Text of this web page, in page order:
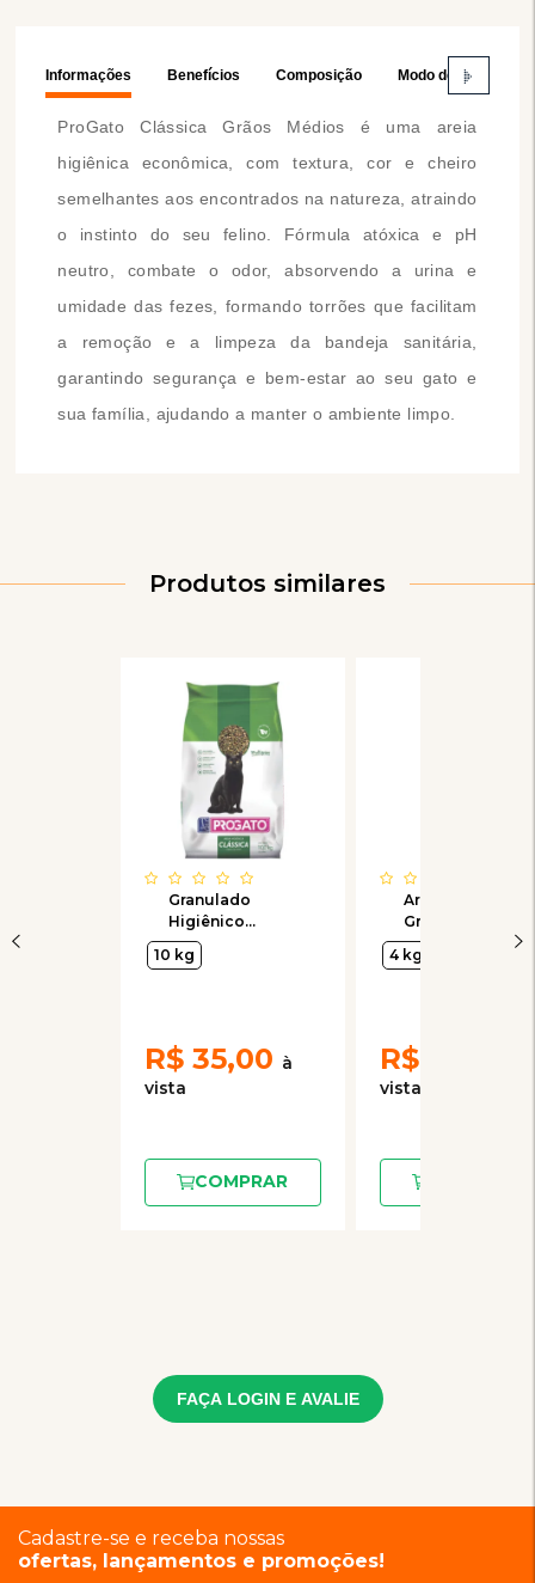
Informações Benefícios Composição Modo de Usar
ProGato Clássica Grãos Médios é uma areia
higiênica econômica, com textura, cor e cheiro
semelhantes aos encontrados na natureza, atraindo
o instinto do seu felino. Fórmula atóxica e pH
neutro, combate o odor, absorvendo a urina e
umidade das fezes, formando torrões que facilitam
a remoção e a limpeza da bandeja sanitária,
garantindo segurança e bem-estar ao seu gato e
sua família, ajudando a manter o ambiente limpo.
Produtos similares
Granulado
Higiênico
ProGato
Clássica
10 kg
R$ 35,00
COMPRAR
Areia Higiênica
Granulada para
Gatos Putz
Grãos +Fino
4 kg
R$
FAÇA LOGIN E AVALIE
Cadastre-se e receba nossas
ofertas, lançamentos e promoções!